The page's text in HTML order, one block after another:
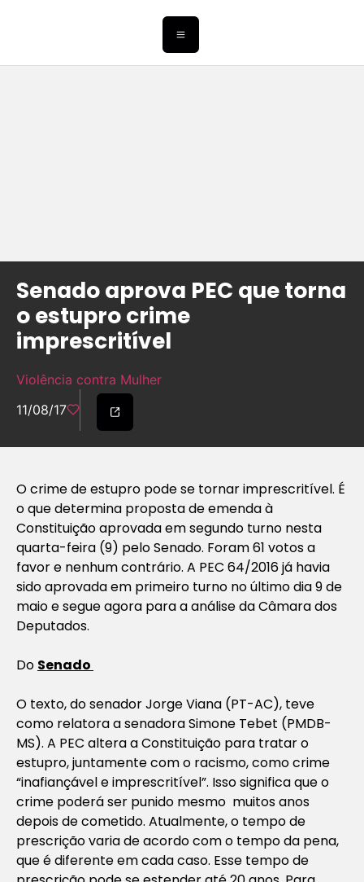
Senado aprova PEC que torna
o estupro crime
imprescritível
Violência contra Mulher
11/08/17
O crime de estupro pode se tornar imprescritível. É
o que determina proposta de emenda à
Constituição aprovada em segundo turno nesta
quarta-feira (9) pelo Senado. Foram 61 votos a
favor e nenhum contrário. A PEC 64/2016 já havia
sido aprovada em primeiro turno no último dia 9 de
maio e segue agora para a análise da Câmara dos
Deputados.
Do Senado
O texto, do senador Jorge Viana (PT-AC), teve
como relatora a senadora Simone Tebet (PMDB-
MS). A PEC altera a Constituição para tratar o
estupro, juntamente com o racismo, como crime
“inafiançável e imprescritível”. Isso significa que o
crime poderá ser punido mesmo muitos anos
depois de cometido. Atualmente, o tempo de
prescrição varia de acordo com o tempo da pena,
que é diferente em cada caso. Esse tempo de